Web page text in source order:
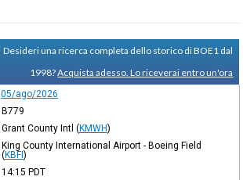
Desideri una ricerca completa dello storico di BOE1 dal
1998?Acquista adesso. Lo riceverai entro un'ora
05/ago/2026
B779
Grant County Intl (KMWH)
King County International Airport - Boeing Field
(KBFI)
14:15 PDT